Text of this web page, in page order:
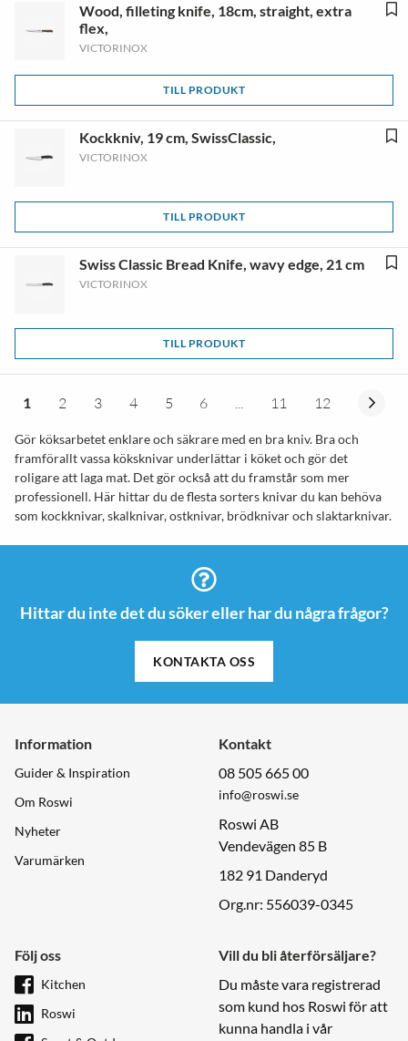
Wood, filleting knife, 18cm, straight, extra
flex,
VICTORINOX
TILL PRODUKT
Kockkniv, 19 cm, SwissClassic,
VICTORINOX
TILL PRODUKT
Swiss Classic Bread Knife, wavy edge, 21 cm
VICTORINOX
TILL PRODUKT
1 2 3 4 5 6 ... 11 12
Gör köksarbetet enklare och säkrare med en bra kniv. Bra och
framförallt vassa köksknivar underlättar i köket och gör det
roligare att laga mat. Det gör också att du framstår som mer
professionell. Här hittar du de flesta sorters knivar du kan behöva
som kockknivar, skalknivar, ostknivar, brödknivar och slaktarknivar.
Hittar du inte det du söker eller har du några frågor?
KONTAKTA OSS
Information
Guider & Inspiration
Om Roswi
Nyheter
Varumärken
Kontakt
08 505 665 00
info@roswi.se
Roswi AB
Vendevägen 85 B
182 91 Danderyd
Org.nr: 556039-0345
Följ oss
Kitchen
Roswi
Vill du bli återförsäljare?
Du måste vara registrerad
som kund hos Roswi för att
kunna handla i vår